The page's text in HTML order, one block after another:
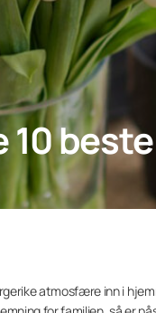
10
atmosfære inn i